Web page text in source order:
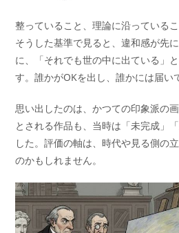
整っていること、理論に沿っている
そうした基準で見ると、違和感が先
に、「それでも世の中に出ている」
す。誰かがOKを出し、誰かには届い
思い出したのは、かつての印象派の
とされる作品も、当時は「未完成」
した。評価の軸は、時代や見る側の
のかもしれません。